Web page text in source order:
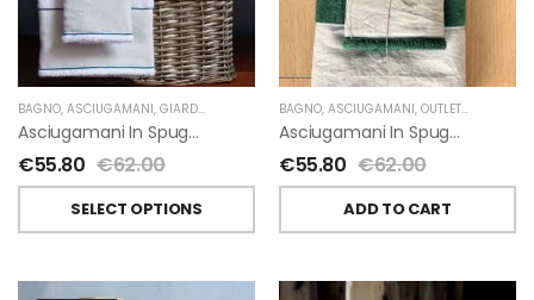
BAGNO, ASCIUGAMANI, GIARDINO SEGRETO
Asciugamani In Spugna E Lino Di Giardino Segreto
€55.80 €62.00
SELECT OPTIONS
BAGNO, ASCIUGAMANI, OUTLET,
Asciugamani In Spugna E Lino Di Giardino Segreto
€55.80 €62.00
ADD TO CART